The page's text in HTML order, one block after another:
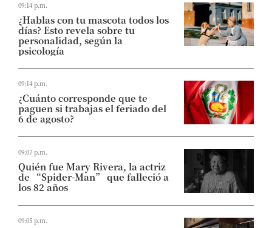
09:14 p.m.
¿Hablas con tu mascota todos los
días? Esto revela sobre tu
personalidad, según la
psicología
09:14 p.m.
¿Cuánto corresponde que te
paguen si trabajas el feriado del
6 de agosto?
09:07 p.m.
Quién fue Mary Rivera, la actriz
de “Spider-Man” que falleció a
los 82 años
09:05 p.m.